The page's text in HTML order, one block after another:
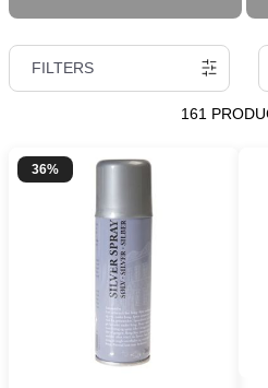
FILTERS
161
36%